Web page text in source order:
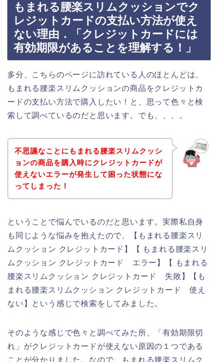
もまれる腰楽スリムクッションでク
レジットカードの支払い方法が使え
ない理由．「クレジットカードには
有効期限があることを理解する！」
多分、こちらのページに訪れている人のほとんどは、
もまれる腰楽スリムクッションの商品をクレジットカ
ードの支払い方法で購入したい！と、思って色々と検
索して調べているのだと思います。でも、、、。
不思議なことにもまれる腰楽スリムクッシ
ョンの商品を購入時にクレジットカードが
使えないエラーが発生して困った状態にな
ってしまった！
ということで悩んでいるのだと思います。実際私自身
も同じような悩みを抱えたので、【もまれる腰楽スリ
ムクッション クレジットカード】【 もまれる腰楽スリ
ムクッション クレジットカード エラー】【 もまれる
腰楽スリムクッション クレジットカード 失敗】【も
まれる腰楽スリムクッション クレジットカード 使え
ない】という感じで検索をしてみました。
そのような感じで色々と調べてみた所、「有効期限切
れ」がクレジットカードが使えない原因の１つである
ことが分かりました。なので、もまれる腰楽スリムク